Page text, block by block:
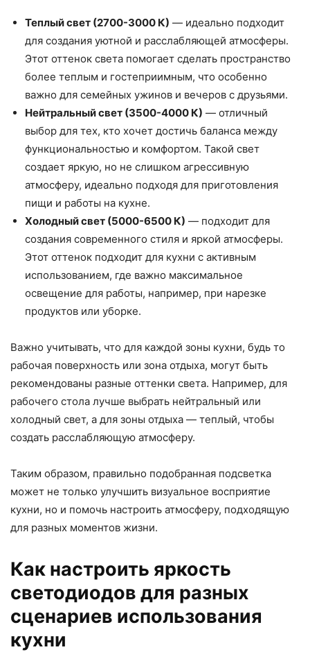
Теплый свет (2700-3000 К) — идеально подходит
для создания уютной и расслабляющей атмосферы.
Этот оттенок света помогает сделать пространство
более теплым и гостеприимным, что особенно
важно для семейных ужинов и вечеров с друзьями.
Нейтральный свет (3500-4000 К) — отличный
выбор для тех, кто хочет достичь баланса между
функциональностью и комфортом. Такой свет
создает яркую, но не слишком агрессивную
атмосферу, идеально подходя для приготовления
пищи и работы на кухне.
Холодный свет (5000-6500 К) — подходит для
создания современного стиля и яркой атмосферы.
Этот оттенок подходит для кухни с активным
использованием, где важно максимальное
освещение для работы, например, при нарезке
продуктов или уборке.
Важно учитывать, что для каждой зоны кухни, будь то
рабочая поверхность или зона отдыха, могут быть
рекомендованы разные оттенки света. Например, для
рабочего стола лучше выбрать нейтральный или
холодный свет, а для зоны отдыха — теплый, чтобы
создать расслабляющую атмосферу.
Таким образом, правильно подобранная подсветка
может не только улучшить визуальное восприятие
кухни, но и помочь настроить атмосферу, подходящую
для разных моментов жизни.
Как настроить яркость
светодиодов для разных
сценариев использования
кухни